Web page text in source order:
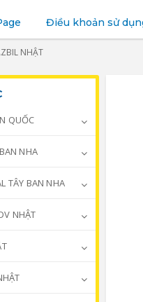
Điều khoản sử
NHẬT
QUỐC
NHA
TÂY BAN NHA
NHẬT